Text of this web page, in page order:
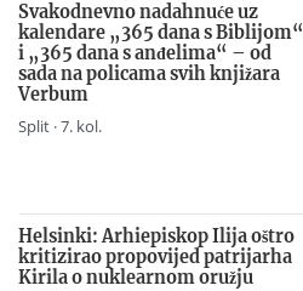
Svakodnevno nadahnuće uz
kalendare „365 dana s Biblijom“
i „365 dana s anđelima“ – od
sada na policama svih knjižara
Verbum
Split · 7. kol.
Helsinki: Arhiepiskop Ilija oštro
kritizirao propovijed patrijarha
Kirila o nuklearnom oružju